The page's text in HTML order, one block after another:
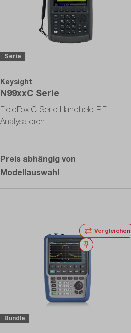
Serie
Keysight
N99xxC Serie
FieldFox C-Serie Handheld RF
Analysatoren
Preis abhängig von
Modellauswahl
Vergleichen
Merken
Bundle